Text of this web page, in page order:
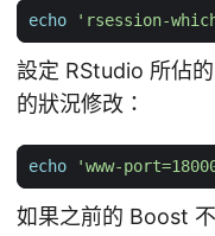
echo 'rsession-
設定 RStudio 所佔
的狀況修改：
echo 'www-
如果之前的 Boost